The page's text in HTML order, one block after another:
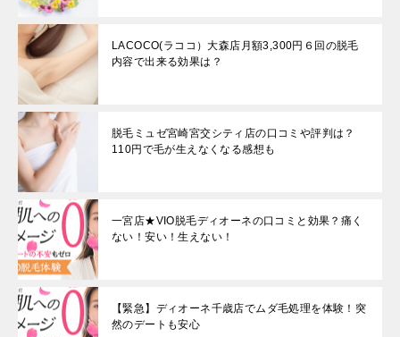
LACOCO(ラココ）大森店月額3,300円６回の脱毛
内容で出来る効果は？
脱毛ミュゼ宮崎宮交シティ店の口コミや評判は？
110円で毛が生えなくなる感想も
一宮店★VIO脱毛ディオーネの口コミと効果？痛く
ない！安い！生えない！
【緊急】ディオーネ千歳店でムダ毛処理を体験！突
然のデートも安心